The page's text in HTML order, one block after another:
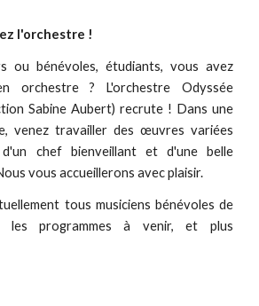
l'orchestre !
ou bénévoles, étudiants, vous avez
orchestre ? L'orchestre Odyssée
Sabine Aubert) recrute ! Dans une
venez travailler des œuvres variées
chef bienveillant et d'une belle
vous accueillerons avec plaisir.
tous musiciens bénévoles de
les programmes à venir, et plus